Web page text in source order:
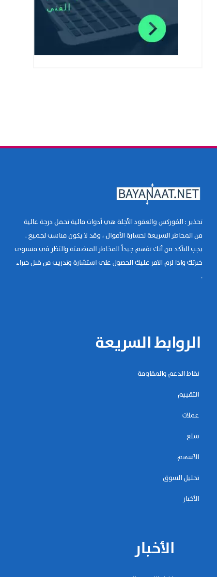
تحذير : الفوركس والعقود الآجلة هي أدوات مالية تحمل درجة عالية
من المخاطر السريعة لخسارة الأموال ، وقد لا يكون مناسب لجميع .
يجب التأكد من أنك تفهم جيداً المخاطر المتضمنة والنظر في مستوى
خبرتك واذا لزم الامر عليك الحصول على استشارة وتدريب من قبل خبراء
.
الروابط السريعة
نقاط الدعم والمقاومة
التقييم
عملات
سلع
الأسهم
تحليل السوق
الأخبار
الأخبار